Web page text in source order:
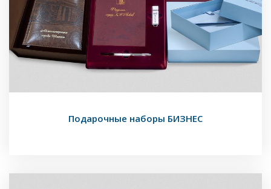
Подарочные наборы БИЗНЕС